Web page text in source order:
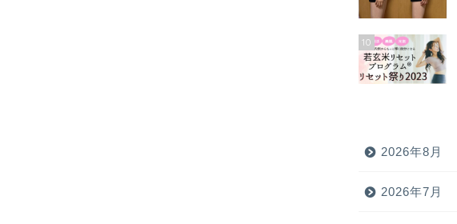
10
2026年8月
2026年7月